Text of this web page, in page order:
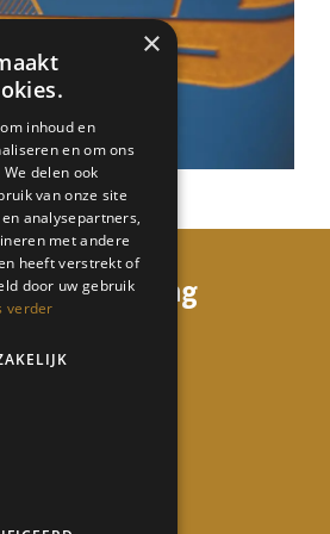
& coaching
×
inhoud en
en om ons
delen ook
van onze site
analysepartners,
met andere
heeft verstrekt of
door uw gebruik
verder